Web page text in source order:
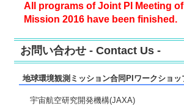
All programs of Joint PI Meeting
Mission 2016 have been finished.
お問い合わせ - Contact Us -
地球環境観測ミッション合同PIワークショッ
宇宙航空研究開発機構(JAXA)